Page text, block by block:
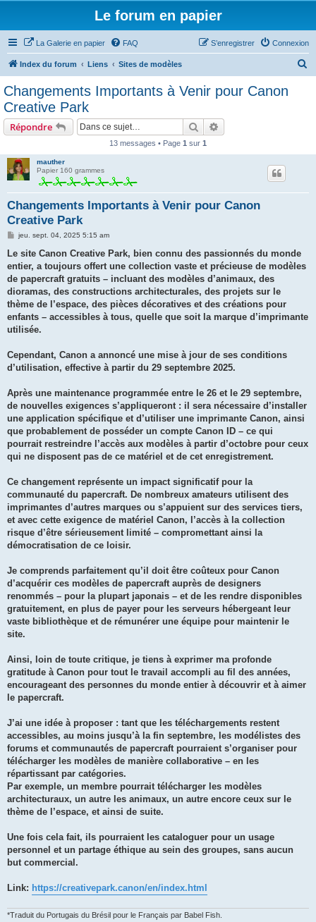
Le forum en papier
La Galerie en papier FAQ Connexion
S’enregistrer
Index du forum Liens Sites de modèles
Changements Importants à Venir pour Canon
Creative Park
Répondre Rechercher
13 messages • Page 1 sur 1
mauther
Papier 160 grammes
Changements Importants à Venir pour Canon
Creative Park
M
s
a
g
jeu. sept. 04, 2025 5:15 am
Le site Canon Creative Park, bien connu des passionnés du monde
entier, a toujours offert une collection vaste et précieuse de modèles
de papercraft gratuits – incluant des modèles d’animaux, des
dioramas, des constructions architecturales, des projets sur le
thème de l’espace, des pièces décoratives et des créations pour
enfants – accessibles à tous, quelle que soit la marque d’imprimante
utilisée.
Cependant, Canon a annoncé une mise à jour de ses conditions
d’utilisation, effective à partir du 29 septembre 2025.
Après une maintenance programmée entre le 26 et le 29 septembre,
de nouvelles exigences s’appliqueront : il sera nécessaire d’installer
une application spécifique et d’utiliser une imprimante Canon, ainsi
que probablement de posséder un compte Canon ID – ce qui
pourrait restreindre l’accès aux modèles à partir d’octobre pour ceux
qui ne disposent pas de ce matériel et de cet enregistrement.
Ce changement représente un impact significatif pour la
communauté du papercraft. De nombreux amateurs utilisent des
imprimantes d’autres marques ou s’appuient sur des services tiers,
et avec cette exigence de matériel Canon, l’accès à la collection
risque d’être sérieusement limité – compromettant ainsi la
démocratisation de ce loisir.
Je comprends parfaitement qu’il doit être coûteux pour Canon
d’acquérir ces modèles de papercraft auprès de designers
renommés – pour la plupart japonais – et de les rendre disponibles
gratuitement, en plus de payer pour les serveurs hébergeant leur
vaste bibliothèque et de rémunérer une équipe pour maintenir le
site.
Ainsi, loin de toute critique, je tiens à exprimer ma profonde
gratitude à Canon pour tout le travail accompli au fil des années,
encourageant des personnes du monde entier à découvrir et à aimer
le papercraft.
J’ai une idée à proposer : tant que les téléchargements restent
accessibles, au moins jusqu’à la fin septembre, les modélistes des
forums et communautés de papercraft pourraient s’organiser pour
télécharger les modèles de manière collaborative – en les
répartissant par catégories.
Par exemple, un membre pourrait télécharger les modèles
architecturaux, un autre les animaux, un autre encore ceux sur le
thème de l’espace, et ainsi de suite.
Une fois cela fait, ils pourraient les cataloguer pour un usage
personnel et un partage éthique au sein des groupes, sans aucun
but commercial.
Link: https://creativepark.canon/en/index.html
*Traduit du Portugais du Brésil pour le Français par Babel Fish.